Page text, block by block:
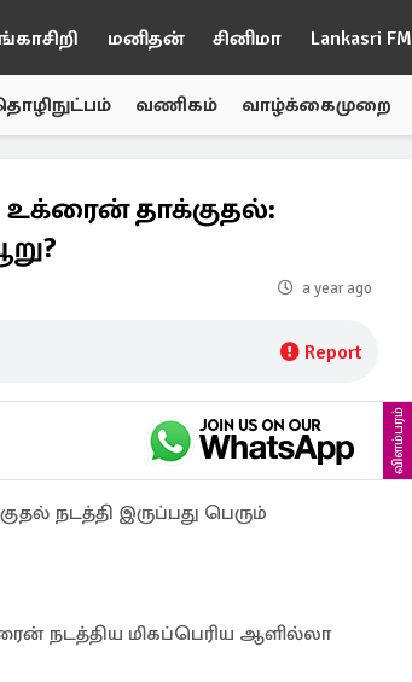
மனிதன் சினிமா Lankasri FM
வணிகம் வாழ்க்கைமுறை
தாக்குதல்:
a year ago
Report
விளம்பரம்
நடத்தி இருப்பது பெரும்
நடத்திய மிகப்பெரிய ஆளில்லா